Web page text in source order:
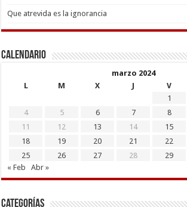
Que atrevida es la ignorancia
Calendario
marzo 2024
L
M X J V
1
4
5 6 7 8
11
12 13 14 15
18
19 20 21 22
25
26 27 28 29
« Feb
Abr »
Categorías